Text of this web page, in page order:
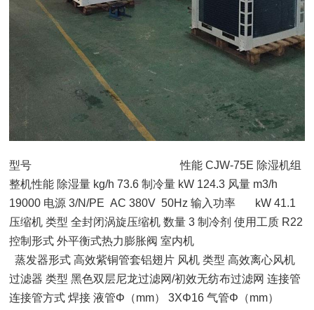
型号 性能 CJW-75E 除湿机组
整机性能 除湿量 kg/h 73.6 制冷量 kW 124.3 风量 m3/h
19000 电源 3/N/PE AC 380V 50Hz 输入功率 kW 41.1
压缩机 类型 全封闭涡旋压缩机 数量 3 制冷剂 使用工质 R22
控制形式 外平衡式热力膨胀阀 室内机
蒸发器形式 高效紫铜管套铝翅片 风机 类型 高效离心风机
过滤器 类型 黑色双层尼龙过滤网/初效无纺布过滤网 连接管
连接管方式 焊接 液管Φ（mm） 3XΦ16 气管Φ（mm）